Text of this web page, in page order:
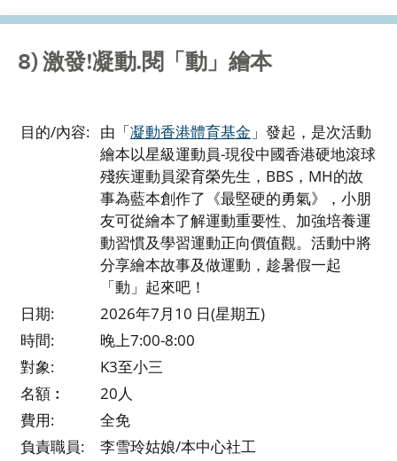
8) 激發!凝動.閱「動」繪本
目的/內容: 由「凝動香港體育基金 」發起，是次活動
繪本以星級運動員-現役中國香港硬地滾球
殘疾運動員梁育榮先生，BBS，MH的故
事為藍本創作了《最堅硬的勇氣》，小朋
友可從繪本了解運動重要性、加強培養運
動習慣及學習運動正向價值觀。活動中將
分享繪本故事及做運動，趁暑假一起
「動」起來吧！
日期:
2026年7月10 日(星期五)
時間:
晚上7:00-8:00
對象:
K3至小三
名額︰
20人
費用:
全免
負責職員:
李雪玲姑娘/本中心社工